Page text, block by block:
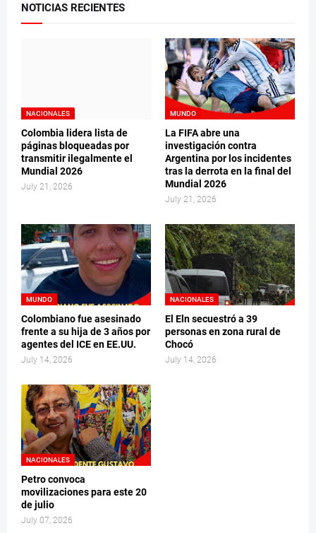
NOTICIAS RECIENTES
NACIONALES
Colombia lidera lista de
páginas bloqueadas por
transmitir ilegalmente el
Mundial 2026
July 21, 2026
MUNDO
La FIFA abre una
investigación contra
Argentina por los incidentes
tras la derrota en la final del
Mundial 2026
July 21, 2026
MUNDO
Colombiano fue asesinado
frente a su hija de 3 años por
agentes del ICE en EE.UU.
July 14, 2026
NACIONALES
El Eln secuestró a 39
personas en zona rural de
Chocó
July 14, 2026
NACIONALES
Petro convoca
movilizaciones para este 20
de julio
July 07, 2026